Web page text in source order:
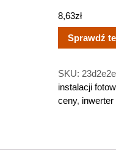
8,63zł
Sprawdź
SKU:
instalacji
ceny,